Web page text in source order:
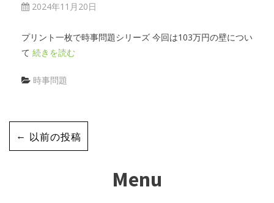
2024年11月20日
プリント一枚で時事問題シリーズ 今回は103万円の壁につい
て 続きを読む
時事問題
← 以前の投稿
Menu